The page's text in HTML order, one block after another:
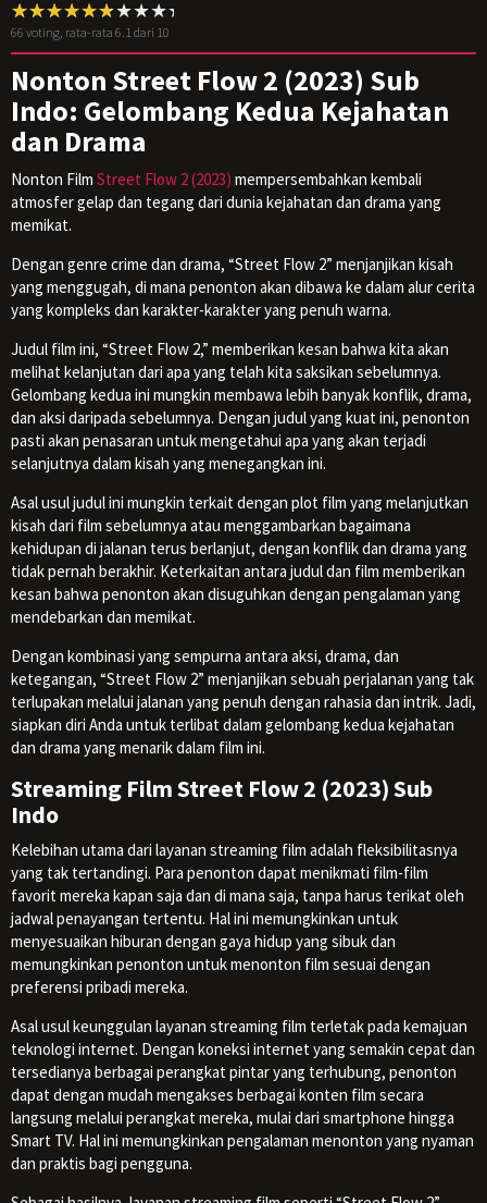
66 voting, rata-rata 6.1dari 10
Nonton Street Flow 2 (2023) Sub
Indo: Gelombang Kedua Kejahatan
dan Drama
Nonton Film Street Flow 2 (2023) mempersembahkan kembali
atmosfer gelap dan tegang dari dunia kejahatan dan drama yang
memikat.
Dengan genre crime dan drama, “Street Flow 2” menjanjikan kisah
yang menggugah, di mana penonton akan dibawa ke dalam alur cerita
yang kompleks dan karakter-karakter yang penuh warna.
Judul film ini, “Street Flow 2,” memberikan kesan bahwa kita akan
melihat kelanjutan dari apa yang telah kita saksikan sebelumnya.
Gelombang kedua ini mungkin membawa lebih banyak konflik, drama,
dan aksi daripada sebelumnya. Dengan judul yang kuat ini, penonton
pasti akan penasaran untuk mengetahui apa yang akan terjadi
selanjutnya dalam kisah yang menegangkan ini.
Asal usul judul ini mungkin terkait dengan plot film yang melanjutkan
kisah dari film sebelumnya atau menggambarkan bagaimana
kehidupan di jalanan terus berlanjut, dengan konflik dan drama yang
tidak pernah berakhir. Keterkaitan antara judul dan film memberikan
kesan bahwa penonton akan disuguhkan dengan pengalaman yang
mendebarkan dan memikat.
Dengan kombinasi yang sempurna antara aksi, drama, dan
ketegangan, “Street Flow 2” menjanjikan sebuah perjalanan yang tak
terlupakan melalui jalanan yang penuh dengan rahasia dan intrik. Jadi,
siapkan diri Anda untuk terlibat dalam gelombang kedua kejahatan
dan drama yang menarik dalam film ini.
Streaming Film Street Flow 2 (2023) Sub
Indo
Kelebihan utama dari layanan streaming film adalah fleksibilitasnya
yang tak tertandingi. Para penonton dapat menikmati film-film
favorit mereka kapan saja dan di mana saja, tanpa harus terikat oleh
jadwal penayangan tertentu. Hal ini memungkinkan untuk
menyesuaikan hiburan dengan gaya hidup yang sibuk dan
memungkinkan penonton untuk menonton film sesuai dengan
preferensi pribadi mereka.
Asal usul keunggulan layanan streaming film terletak pada kemajuan
teknologi internet. Dengan koneksi internet yang semakin cepat dan
tersedianya berbagai perangkat pintar yang terhubung, penonton
dapat dengan mudah mengakses berbagai konten film secara
langsung melalui perangkat mereka, mulai dari smartphone hingga
Smart TV. Hal ini memungkinkan pengalaman menonton yang nyaman
dan praktis bagi pengguna.